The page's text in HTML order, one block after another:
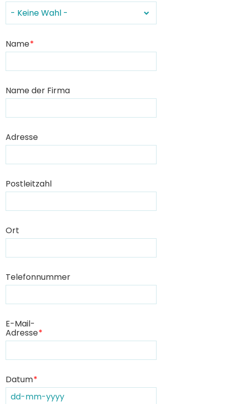
Name
Name der Firma
Adresse
Postleitzahl
Ort
Telefonnummer
E-Mail-
Adresse
Datum